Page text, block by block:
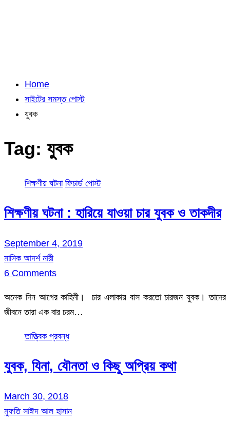
Home
সাইটের সমস্ত পোস্ট
যুবক
Tag: যুবক
শিক্ষণীয় ঘটনা ফিচার্ড পোস্ট
শিক্ষণীয় ঘটনা : হারিয়ে যাওয়া চার যুবক ও তাকদীর
September 4, 2019
মাসিক আদর্শ নারী
6 Comments
অনেক দিন আগের কাহিনী। চার এলাকায় বাস করতো চারজন যুবক। তাদের
জীবনে তারা এক বার চরম…
তাত্ত্বিক প্রবন্ধ
যুবক, যিনা, যৌনতা ও কিছু অপ্রিয় কথা
March 30, 2018
মুফতি সাঈদ আল হাসান